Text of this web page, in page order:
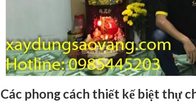
Các phong cách thiết kế biệt thự